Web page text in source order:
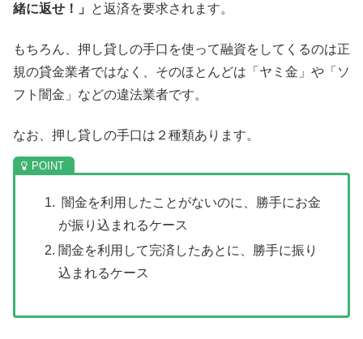
緒に返せ！」
と返済を要求されます。
もちろん、押し貸しの手口を使って融資をしてくるのは正
規の貸金業者ではなく、そのほとんどは「ヤミ金」や「ソ
フト闇金」などの違法業者です。
なお、押し貸しの手口は２種類あります。
闇金を利用したことがないのに、勝手にお金
が振り込まれるケース
闇金を利用して完済したあとに、勝手に振り
込まれるケース